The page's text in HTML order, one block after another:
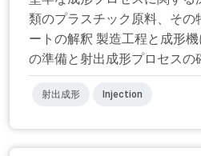
類のプラスチック原料、その
ートの解釈 製造工程と成形
の準備と射出成形プロセスの
射出成形 Injection